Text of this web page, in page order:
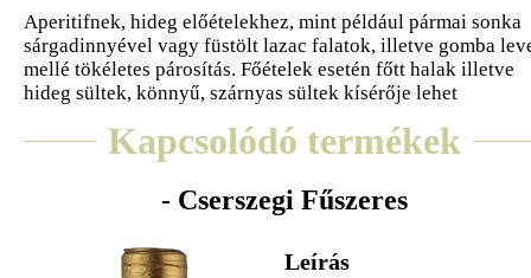
Aperitifnek, hideg előételekhez, mint például pármai sonka
sárgadinnyével vagy füstölt lazac falatok, illetve gomba
mellé tökéletes párosítás. Főételek esetén főtt halak illetve
hideg sültek, könnyű, szárnyas sültek kísérője lehet
Kapcsolódó termékek
- Cserszegi Fűszeres
Leírás